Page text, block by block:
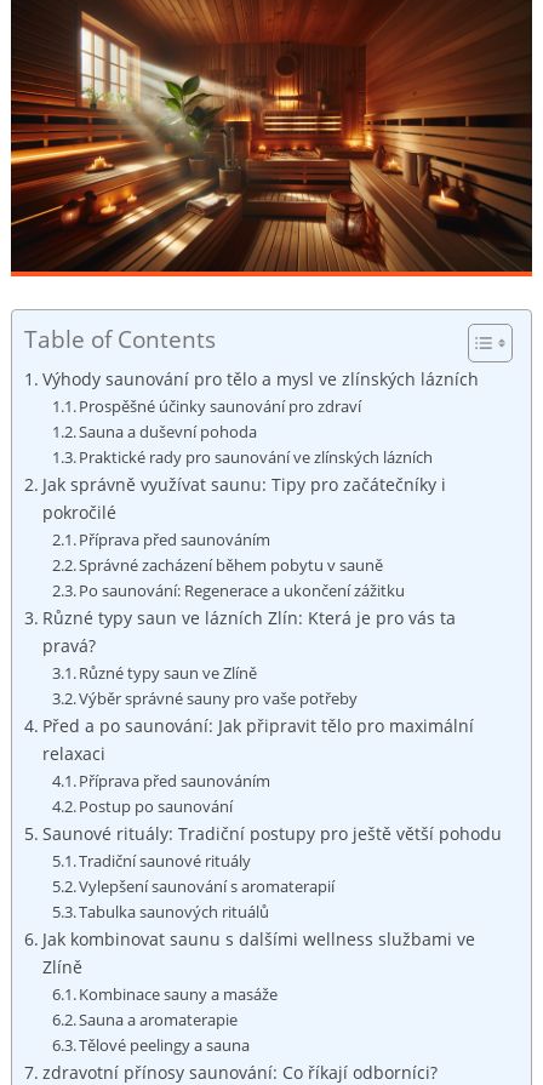
Table of Contents
Výhody saunování pro tělo a mysl ve zlínských lázních
Prospěšné účinky saunování pro zdraví
Sauna a duševní pohoda
Praktické rady pro saunování ve zlínských lázních
Jak správně využívat saunu: Tipy pro začátečníky i
pokročilé
Příprava před saunováním
Správné zacházení během pobytu v sauně
Po saunování: Regenerace a ukončení zážitku
Různé typy saun ve lázních Zlín: Která je pro vás ta
pravá?
Různé typy saun ve Zlíně
Výběr správné sauny pro vaše potřeby
Před a po saunování: Jak připravit tělo pro maximální
relaxaci
Příprava před saunováním
Postup po saunování
Saunové rituály: Tradiční postupy pro ještě větší pohodu
Tradiční saunové rituály
Vylepšení saunování s aromaterapií
Tabulka saunových rituálů
Jak kombinovat saunu s dalšími wellness službami ve
Zlíně
Kombinace sauny a masáže
Sauna a aromaterapie
Tělové peelingy a sauna
zdravotní přínosy saunování: Co říkají odborníci?